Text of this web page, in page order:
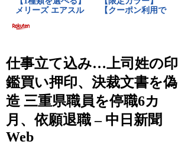
仕事立て込み…上司姓の印
鑑買い押印、決裁文書を偽
造 三重県職員を停職6カ
月、依願退職 – 中日新聞
Web